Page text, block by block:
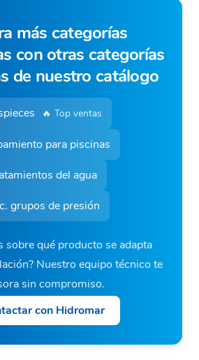
más categorías
con otras categorías
de nuestro catálogo
🔥 Top ventas
para piscinas
del agua
grupos de presión
sobre qué producto se adapta
Nuestro equipo técnico te
sin compromiso.
con Hidromar